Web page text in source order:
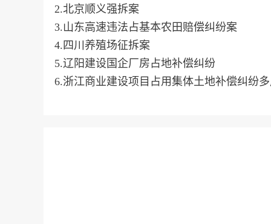
2.北京顺义强拆案
3.山东高速违法占基本农田赔偿纠纷案
4.四川养殖场征拆案
5.辽阳建设国企厂房占地补偿纠纷
6.浙江商业建设项目占用集体土地补偿纠纷